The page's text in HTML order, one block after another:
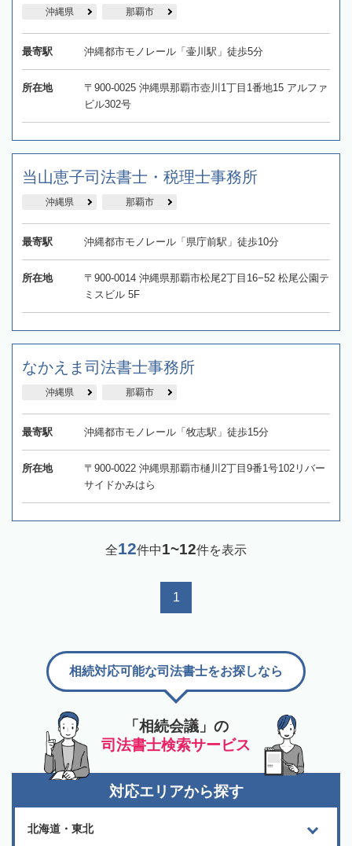
沖縄県 那覇市
最寄駅 沖縄都市モノレール「壷川駅」徒歩5分
所在地
〒900-0025 沖縄県那覇市壺川1丁目1番地15 アルファ
ビル302号
当山恵子司法書士・税理士事務所
沖縄県 那覇市
最寄駅 沖縄都市モノレール「県庁前駅」徒歩10分
所在地
〒900-0014 沖縄県那覇市松尾2丁目16−52 松尾公園テ
ミスビル 5F
なかえま司法書士事務所
沖縄県 那覇市
最寄駅 沖縄都市モノレール「牧志駅」徒歩15分
所在地
〒900-0022 沖縄県那覇市樋川2丁目9番1号102リバー
サイドかみはら
全12件中1~12件を表示
1
「相続会議」の
司法書士検索サービス
相続対応可能な司法書士をお探しなら
対応エリアから探す
北海道・東北